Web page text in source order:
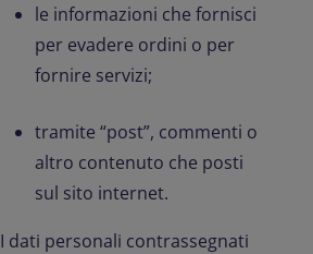
le informazioni che fornisci
per evadere ordini o per
fornire servizi;
tramite “post”, commenti o
altro contenuto che posti
sul sito internet.
I dati personali contrassegnati